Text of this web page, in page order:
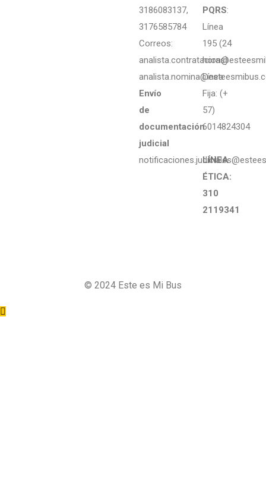
3186083137,
3176585784
Correos:
Envío
de
documentación
judicial
PQRS:
Línea
195 (24
horas)
Línea
Fija: (+
57)
6014824304
LÍNEA
ÉTICA:
310
2119341
© 2024 Este es Mi Bus